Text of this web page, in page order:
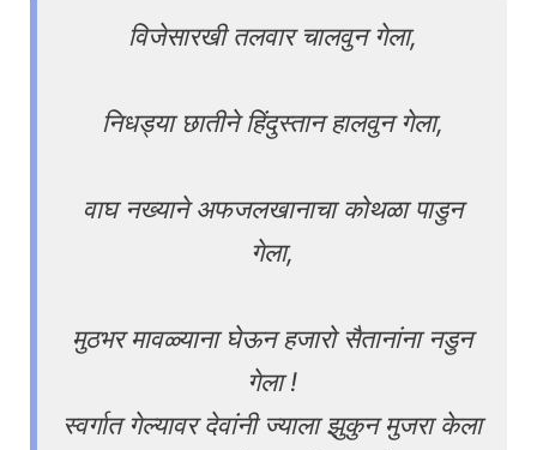
विजेसारखी तलवार चालवुन गेला,
निधड्या छातीने हिंदुस्तान हालवुन गेला,
वाघ नख्याने अफजलखानाचा कोथळा पाडुन
गेला,
मुठभर मावळ्याना घेऊन हजारो सैतानांना नडुन
गेला !
स्वर्गात गेल्यावर देवांनी ज्याला झुकुन मुजरा केला